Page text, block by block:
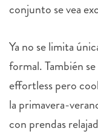
conjunto se vea
Ya no se limita
formal. También
effortless pero
la primavera-
con prendas